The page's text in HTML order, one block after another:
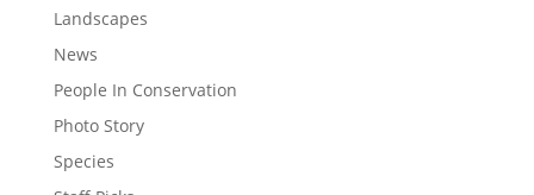
Landscapes
News
People In Conservation
Photo Story
Species